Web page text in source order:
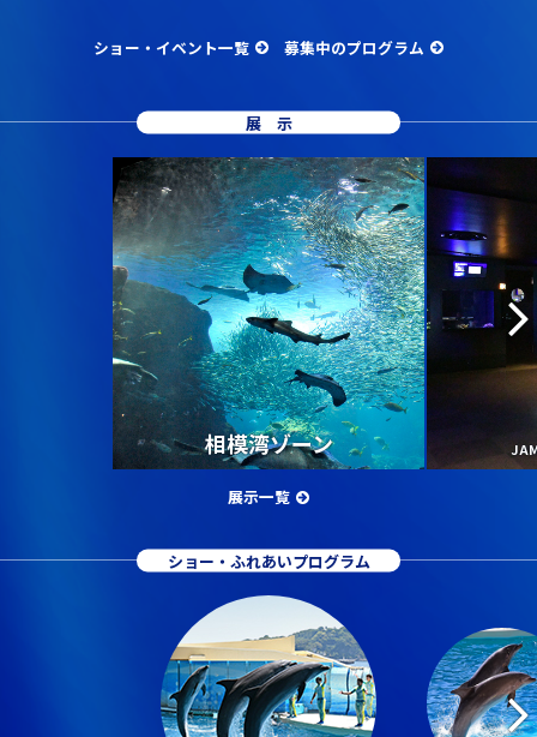
ショー・イベント一覧 募集中のプログラム
展示
相模湾ゾーン
展示一覧
ショー・ふれあいプログラム